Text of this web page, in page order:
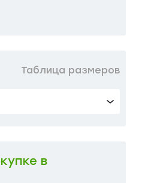
Таблица размеров
в